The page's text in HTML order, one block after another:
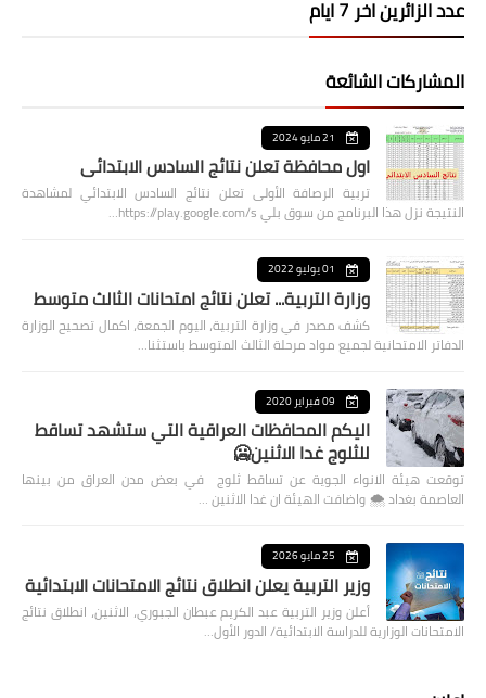
عدد الزائرين اخر 7 ايام
المشاركات الشائعة
21 مايو 2024
اول محافظة تعلن نتائج السادس الابتدائي
تربية الرصافة الأولى تعلن نتائج السادس الابتدائي لمشاهدة
النتيجة نزل هذا البرنامج من سوق بلي https://play.google.com/s…
01 يوليو 2022
وزارة التربية... تعلن نتائج امتحانات الثالث متوسط
كشف مصدر في وزارة التربية، اليوم الجمعة، اكمال تصحيح الوزارة
الدفاتر الامتحانية لجميع مواد مرحلة الثالث المتوسط باستثنا…
09 فبراير 2020
اليكم المحافظات العراقية التي ستشهد تساقط
للثلوج غدا الاثنين🥶
توقعت هيئة الانواء الجوية عن تساقط ثلوج في بعض مدن العراق من بينها
العاصمة بغداد ⁦🌨️⁩ واضافت الهيئة ان غدا الاثنين …
25 مايو 2026
وزير التربية يعلن انطلاق نتائج الامتحانات الابتدائية
أعلن وزير التربية عبد الكريم عبطان الجبوري، الاثنين، انطلاق نتائج
الامتحانات الوزارية للدراسة الابتدائية/ الدور الأول…